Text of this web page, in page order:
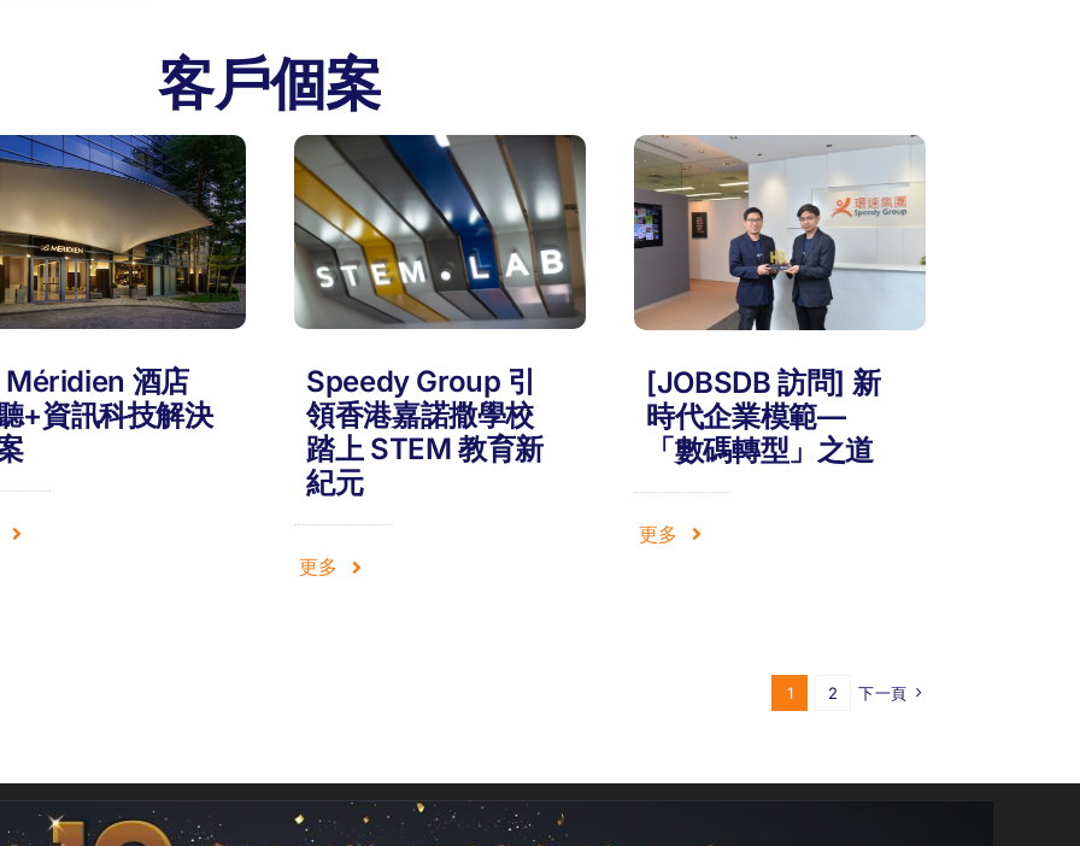
客戶個案
Méridien 酒店
+資訊科技解決
Speedy Group 引
領香港嘉諾撒學校
踏上 STEM 教育新
紀元
更多
[JOBSDB 訪問] 新
時代企業模範—
「數碼轉型」之道
更多
1 2 下一頁